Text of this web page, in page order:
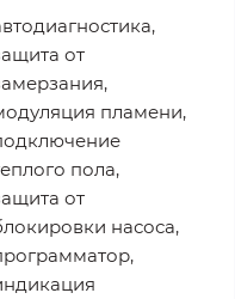
от
пламени,
пола,
от
насоса,